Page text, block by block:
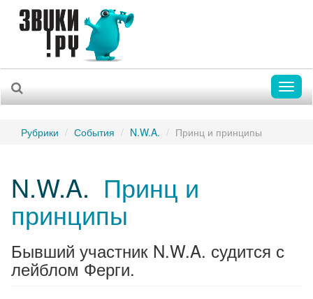
Рубрики События N.W.A. Принц и принципы
N.W.A. Принц и
принципы
Бывший участник N.W.A. судится с
лейблом Ферги.